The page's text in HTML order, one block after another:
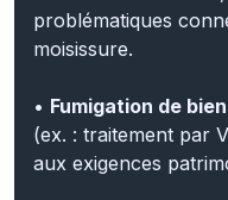
moisissure.
(ex. : traitement par
aux exigences